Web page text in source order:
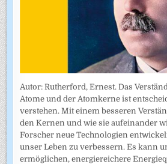
Autor: Rutherford, Ernest. Das
Atome und der Atomkerne ist
verstehen. Mit einem besseren
den Kernen und wie sie aufeinander
Forscher neue Technologien
unser Leben zu verbessern. Es kann
ermöglichen, energiereichere